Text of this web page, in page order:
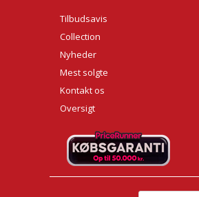
Tilbudsavis
Collection
Nyheder
Mest solgte
Kontakt os
Oversigt